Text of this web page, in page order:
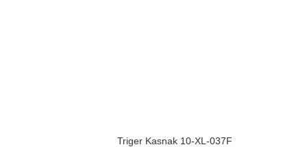
Triger Kasnak 10-XL-037F